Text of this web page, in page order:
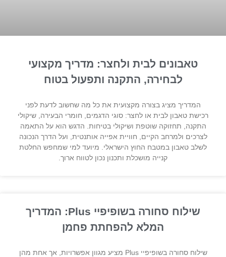
טאבונים לבית ולחצר: מדריך מקצועי
לבחירה, התקנה ותפעול בטוח
המדריך מציג בצורה מקצועית את כל מה שחשוב לדעת לפני
רכישת טאבון לבית או לחצר: סוגי הדגמים, חומרי הבעירה, שיקולי
התקנה, תחזוקה שוטפת ושיקולי בטיחות. הדגש הוא על התאמה
לצרכים ולמרחב הקיים, חוויית אפייה אותנטית, ועל הדרך הנכונה
לשלב טאבון במטבח החוץ הישראלי. מיועד למי שמחפש החלטת
קנייה מושכלת ותכנון נכון לטווח ארוך.
שילוח סחורה בשופיפיי Plus: המדריך
המלא להפחתת פחמן
שילוח סחורה בשופיפיי Plus מציע מגוון אפשרויות, אך אחת מהן